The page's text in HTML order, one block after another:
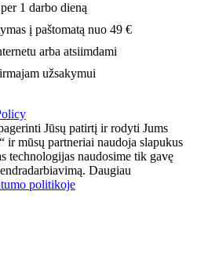
1 darbo dieną
į paštomatą nuo 49 €
arba atsiimdami
užsakymui
Jūsų patirtį ir rodyti Jums
ir mūsų partneriai naudoja slapukus
technologijas naudosime tik gavę
Daugiau
politikoje